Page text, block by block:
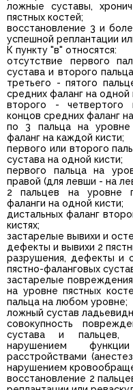
ложные суставы,
пястных костей;
восстановление 3 и
успешной реплантации
К пункту "в" относятся:
отсутствие первого
сустава и второго
третьего - пятого
средних фаланг на одной
второго - четвертого
концов средних фаланг
по 3 пальца на уровне
фаланг на каждой кисти;
первого или второго
сустава на одной кисти;
первого пальца на
правой (для левши - на
2 пальцев на уровне
фаланги на одной кисти;
дистальных фаланг
кистях;
застарелые вывихи и
дефекты и вывихи 2
разрушения, дефекты и
пястно-фаланговых
застарелые
на уровне пястных
пальца на любом уровне;
ложный сустав
совокупность
сустава и пальцев,
нарушением
расстройствами
нарушением
восстановление 2